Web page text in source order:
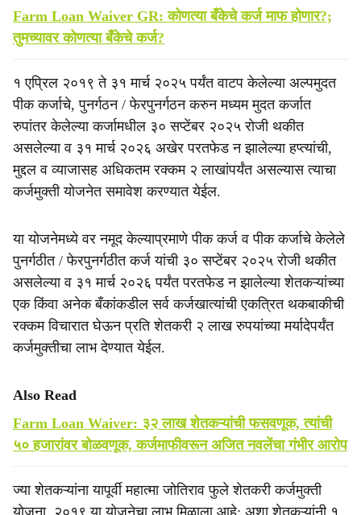
Farm Loan Waiver GR: कोणत्या बँकेचे कर्ज माफ होणार?;
तुमच्यावर कोणत्या बँकेचे कर्ज?
१ एप्रिल २०१९ ते ३१ मार्च २०२५ पर्यंत वाटप केलेल्या अल्पमुदत
पीक कर्जाचे, पुनर्गठन / फेरपुनर्गठन करुन मध्यम मुदत कर्जात
रुपांतर केलेल्या कर्जामधील ३० सप्टेंबर २०२५ रोजी थकीत
असलेल्या व ३१ मार्च २०२६ अखेर परतफेड न झालेल्या हप्त्यांची,
मुद्दल व व्याजासह अधिकतम रक्कम २ लाखांपर्यंत असल्यास त्याचा
कर्जमुक्ती योजनेत समावेश करण्यात येईल.
या योजनेमध्ये वर नमूद केल्याप्रमाणे पीक कर्ज व पीक कर्जाचे केलेले
पुनर्गठीत / फेरपुनर्गठीत कर्ज यांची ३० सप्टेंबर २०२५ रोजी थकीत
असलेल्या व ३१ मार्च २०२६ पर्यंत परतफेड न झालेल्या शेतकऱ्यांच्या
एक किंवा अनेक बँकांकडील सर्व कर्जखात्यांची एकत्रित थकबाकीची
रक्कम विचारात घेऊन प्रति शेतकरी २ लाख रुपयांच्या मर्यादेपर्यंत
कर्जमुक्तीचा लाभ देण्यात येईल.
Also Read
Farm Loan Waiver: ३२ लाख शेतकऱ्यांची फसवणूक, त्यांची
५० हजारांवर बोळवणूक, कर्जमाफीवरून अजित नवलेंचा गंभीर आरोप
ज्या शेतकऱ्यांना यापूर्वी महात्मा जोतिराव फुले शेतकरी कर्जमुक्ती
योजना, २०१९ या योजनेचा लाभ मिळाला आहे; अशा शेतकऱ्यांनी १